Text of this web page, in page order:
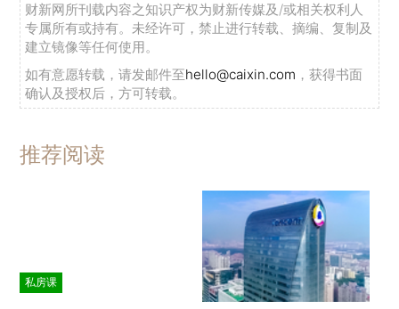
财新网所刊载内容之知识产权为财新传媒及/或相关权利人
专属所有或持有。未经许可，禁止进行转载、摘编、复制及
建立镜像等任何使用。
如有意愿转载，请发邮件至hello@caixin.com ，获得书面
确认及授权后，方可转载。
推荐阅读
私房课